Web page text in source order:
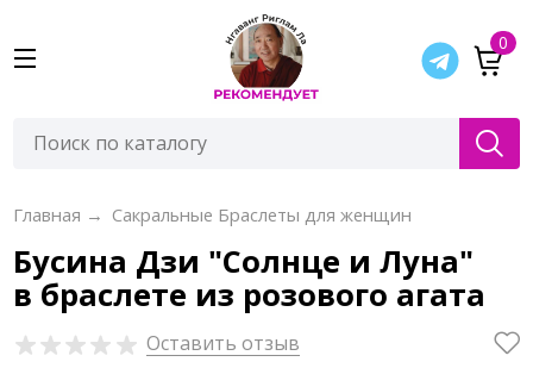
0
Главная → Сакральные Браслеты для женщин
Бусина Дзи "Солнце и Луна"
в браслете из розового агата
Оставить отзыв